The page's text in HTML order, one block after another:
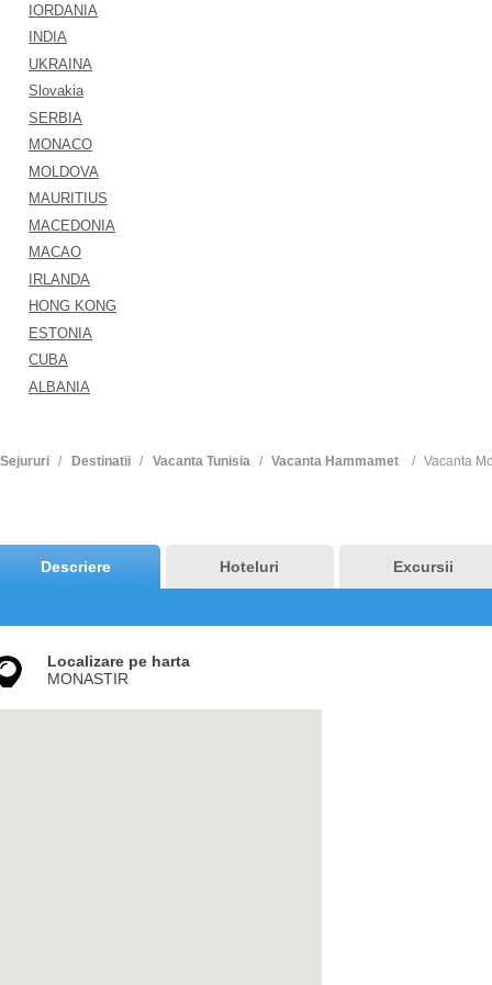
IORDANIA
INDIA
UKRAINA
Slovakia
SERBIA
MONACO
MOLDOVA
MAURITIUS
MACEDONIA
MACAO
IRLANDA
HONG KONG
ESTONIA
CUBA
ALBANIA
Sejururi Destinatii Vacanta Tunisia Vacanta Hammamet Vacanta
Descriere Hoteluri Excursii
Localizare pe harta
MONASTIR